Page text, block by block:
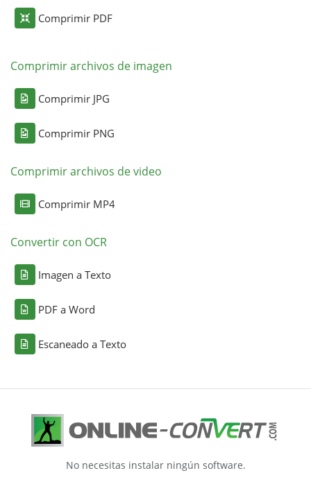
Comprimir PDF
Comprimir archivos de imagen
Comprimir JPG
Comprimir PNG
Comprimir archivos de video
Comprimir MP4
Convertir con OCR
Imagen a Texto
PDF a Word
Escaneado a Texto
No necesitas instalar ningún software.